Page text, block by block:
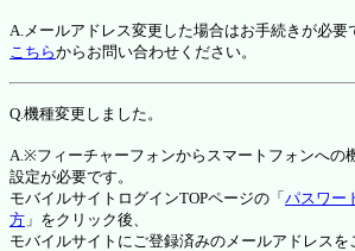
A.メールアドレス変更した場合はお手続きが必要
こちらからお問い合わせください。
Q.機種変更しました。
A.※フィーチャーフォンからスマートフォンへの
設定が必要です。
モバイルサイトログインTOPページの「 パスワー
方 」をクリック後、
モバイルサイトにご登録済みのメールアドレスを